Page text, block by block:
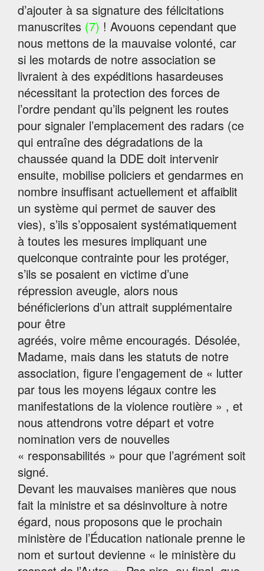
d’ajouter à sa signature des félicitations
manuscrites (7) ! Avouons cependant que
nous mettons de la mauvaise volonté, car
si les motards de notre association se
livraient à des expéditions hasardeuses
nécessitant la protection des forces de
l’ordre pendant qu’ils peignent les routes
pour signaler l’emplacement des radars (ce
qui entraîne des dégradations de la
chaussée quand la DDE doit intervenir
ensuite, mobilise policiers et gendarmes en
nombre insuffisant actuellement et affaiblit
un système qui permet de sauver des
vies), s’ils s’opposaient systématiquement
à toutes les mesures impliquant une
quelconque contrainte pour les protéger,
s’ils se posaient en victime d’une
répression aveugle, alors nous
bénéficierions d’un attrait supplémentaire
pour être
agréés, voire même encouragés. Désolée,
Madame, mais dans les statuts de notre
association, figure l’engagement de « lutter
par tous les moyens légaux contre les
manifestations de la violence routière » , et
nous attendrons votre départ et votre
nomination vers de nouvelles
« responsabilités » pour que l’agrément soit
signé.
Devant les mauvaises manières que nous
fait la ministre et sa désinvolture à notre
égard, nous proposons que le prochain
ministère de l’Éducation nationale prenne le
nom et surtout devienne « le ministère du